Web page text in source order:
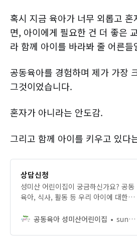
혹시 지금 육아가 너무 외롭고
면, 아이에게 필요한 건 더 좋은
라 함께 아이를 바라봐 줄 어른
공동육아를 경험하며 제가 가장
그것이었습니다.
혼자가 아니라는 안도감.
그리고 함께 아이를 키우고 있다
상담신청
성미산 어린이집이 궁금하신가요? 공동
육아, 식사, 활동 등 우리 아이에 대한
세요.공동육아 성미산어린이집 sungmisankids